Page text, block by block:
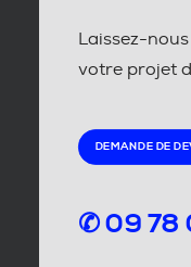
Laissez-
votre projet
DEMANDE DE
✆ 09 78